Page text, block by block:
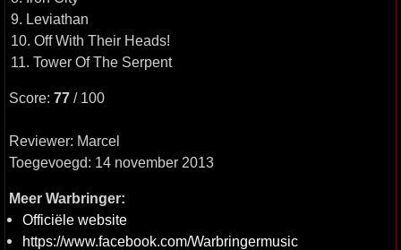
9. Leviathan
10. Off With Their Heads!
11. Tower Of The Serpent
Score: 77 / 100
Reviewer: Marcel
Toegevoegd: 14 november 2013
Meer Warbringer:
Officiële website
https://www.facebook.com/Warbringermusic